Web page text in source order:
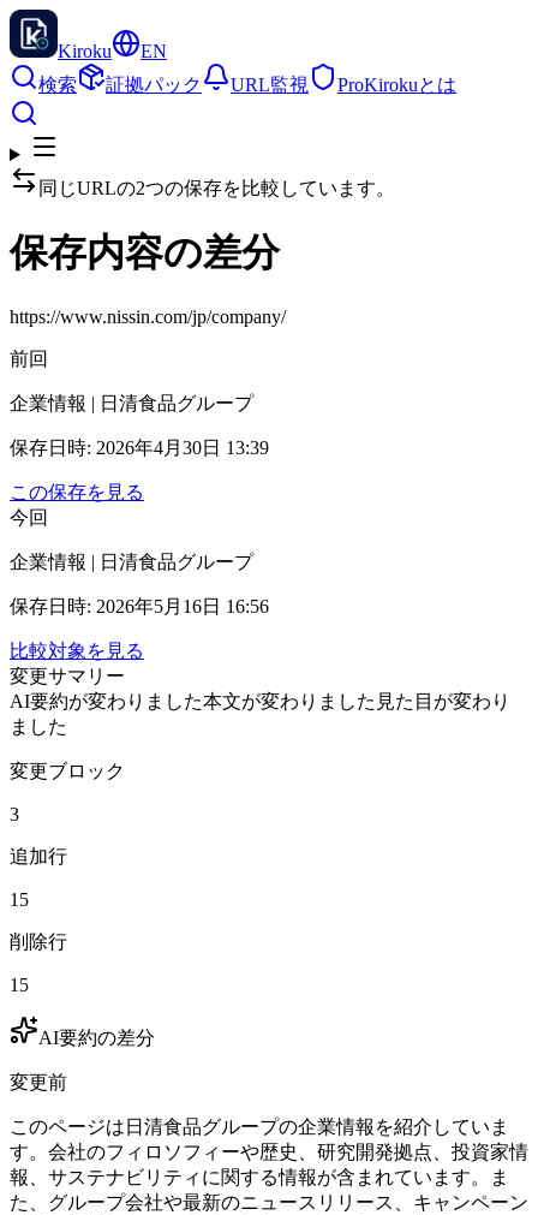
Kiroku
EN
検索
証拠パック URL監視 ProKirokuとは
同じURLの2つの保存を比較しています。
保存内容の差分
https://www.nissin.com/jp/company/
前回
企業情報 | 日清食品グループ
保存日時: 2026年4月30日 13:39
この保存を見る
今回
企業情報 | 日清食品グループ
保存日時: 2026年5月16日 16:56
比較対象を見る
変更サマリー
AI要約が変わりました本文が変わりました 見た目が変わり
ました
変更ブロック
3
追加行
15
削除行
15
AI要約の差分
変更前
このページは日清食品グループの企業情報を紹介していま
す。会社のフィロソフィーや歴史、研究開発拠点、投資家情
報、サステナビリティに関する情報が含まれています。ま
た、グループ会社や最新のニュースリリース、キャンペーン